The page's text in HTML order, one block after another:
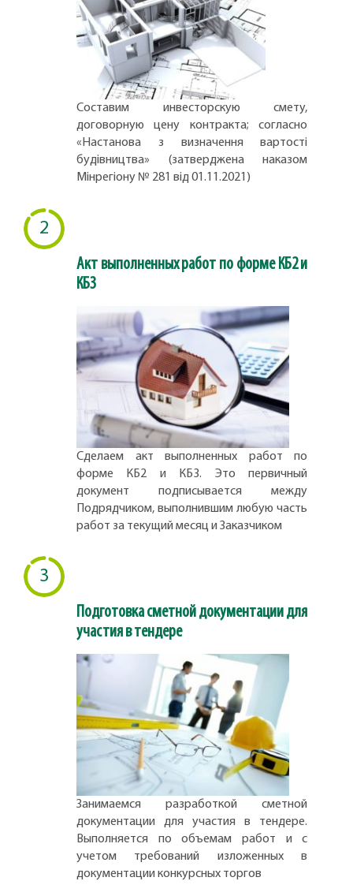
Составим инвесторскую смету,
договорную цену контракта; согласно
«Настанова з визначення вартості
будівництва» (затверджена наказом
Мінрегіону № 281 від 01.11.2021)
2
Акт выполненных работ по форме КБ2 и
КБ3
Сделаем акт выполненных работ по
форме КБ2 и КБ3. Это первичный
документ подписывается между
Подрядчиком, выполнившим любую часть
работ за текущий месяц и Заказчиком
3
Подготовка сметной документации для
участия в тендере
Занимаемся разработкой сметной
документации для участия в тендере.
Выполняется по объемам работ и с
учетом требований изложенных в
документации конкурсных торгов